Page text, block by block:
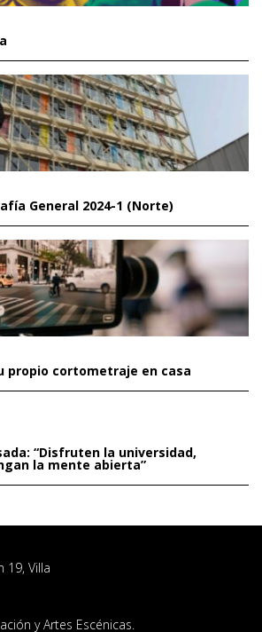
General 2024-1 (Norte)
propio cortometraje en casa
“Disfruten la universidad,
la mente abierta”
19, Villa
y Artes Escénicas.